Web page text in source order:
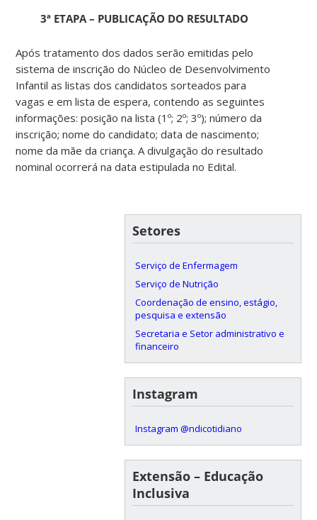
3ª ETAPA – PUBLICAÇÃO DO RESULTADO
Após tratamento dos dados serão emitidas pelo
sistema de inscrição do Núcleo de Desenvolvimento
Infantil as listas dos candidatos sorteados para
vagas e em lista de espera, contendo as seguintes
informações: posição na lista (1º; 2º; 3º); número da
inscrição; nome do candidato; data de nascimento;
nome da mãe da criança. A divulgação do resultado
nominal ocorrerá na data estipulada no Edital.
Setores
Serviço de Enfermagem
Serviço de Nutrição
Coordenação de ensino, estágio,
pesquisa e extensão
Secretaria e Setor administrativo e
financeiro
Instagram
Instagram @ndicotidiano
Extensão – Educação
Inclusiva